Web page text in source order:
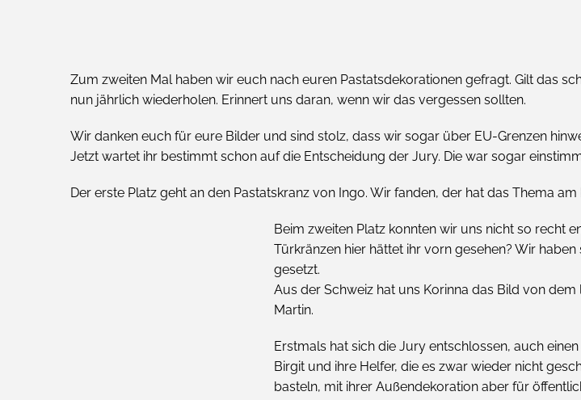
Zum zweiten Mal haben wir euch nach euren Pastatsdekorationen gefragt. Gilt das
nun jährlich wiederholen. Erinnert uns daran, wenn wir das vergessen sollten.
Wir danken euch für eure Bilder und sind stolz, dass wir sogar über EU-Grenzen
Jetzt wartet ihr bestimmt schon auf die Entscheidung der Jury. Die war sogar
Der erste Platz geht an den Pastatskranz von Ingo. Wir fanden, der hat das Thema
Beim zweiten Platz konnten wir uns nicht so recht
Türkränzen hier hättet ihr vorn gesehen? Wir
gesetzt.
Aus der Schweiz hat uns Korinna das Bild von
Martin.
Erstmals hat sich die Jury entschlossen, auch
Birgit und ihre Helfer, die es zwar wieder nicht
basteln, mit ihrer Außendekoration aber für